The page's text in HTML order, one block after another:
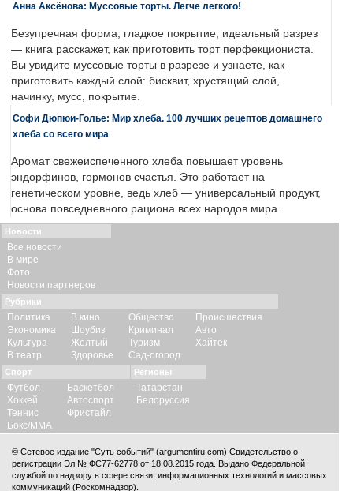
Анна Аксёнова: Муссовые торты. Легче легкого!
Безупречная форма, гладкое покрытие, идеальный разрез
— книга расскажет, как приготовить торт перфекциониста.
Вы увидите муссовые торты в разрезе и узнаете, как
приготовить каждый слой: бисквит, хрустящий слой,
начинку, мусс, покрытие.
Софи Дюпюи-Голье: Мир хлеба. 100 лучших рецептов домашнего
хлеба со всего мира
Аромат свежеиспеченного хлеба повышает уровень
эндорфинов, гормонов счастья. Это работает на
генетическом уровне, ведь хлеб — универсальный продукт,
основа повседневного рациона всех народов мира.
Новости
Все новости
В мире
Фото
Новости партнеров
Рубрики
Политика
Экономика
Культура
В театр
В кино
Шоубиз
Желтый
Здоровье
Общество
Криминал
Туризм
Сад-огород
Происшествия
Авто
Хайтек
Спорт
Футбол
Хоккей
Теннис
Бокс/ММА
Баскетбол
Автоспорт
Фристайл
Регионы
Татарстан
Белоруссия
© Сетевое издание "Суть событий" (argumentiru.com) Свидетельство о
регистрации Эл № ФС77-62778 от 18.08.2015 года. Выдано Федеральной
службой по надзору в сфере связи, информационных технологий и массовых
коммуникаций (Роскомнадзор).